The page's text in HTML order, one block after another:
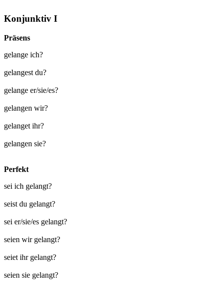
Konjunktiv I
Präsens
gelange ich?
gelangest du?
gelange er/sie/es?
gelangen wir?
gelanget ihr?
gelangen sie?
Perfekt
sei ich gelangt?
seist du gelangt?
sei er/sie/es gelangt?
seien wir gelangt?
seiet ihr gelangt?
seien sie gelangt?